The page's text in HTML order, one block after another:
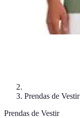
Prendas de Vestir
Prendas de Vestir